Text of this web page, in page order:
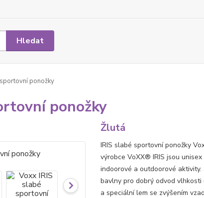
Hledat
ponožky
ponožky
Žlutá
IRIS slabé sportovní ponožky
výrobce VoXX® IRIS jsou
indoorové a outdoorové
bavlny pro dobrý odvod
a speciální lem se zvýšením